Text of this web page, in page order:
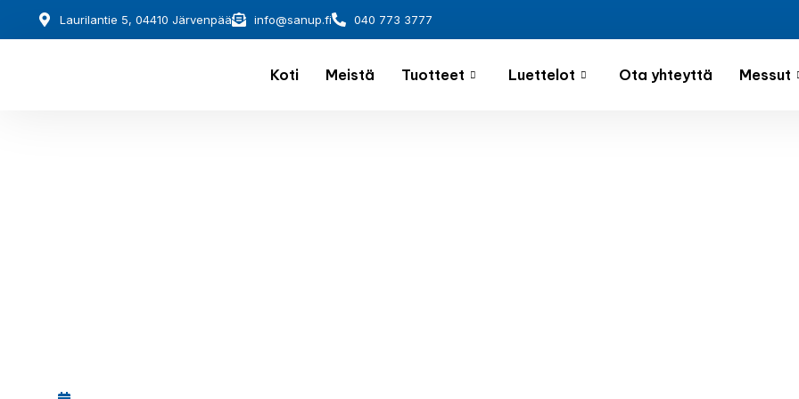
Laurilantie 5, 04410 Järvenpää info@sanup.fi 040 773 3777
Koti Meistä Tuotteet Luettelot Ota yhteyttä Messut